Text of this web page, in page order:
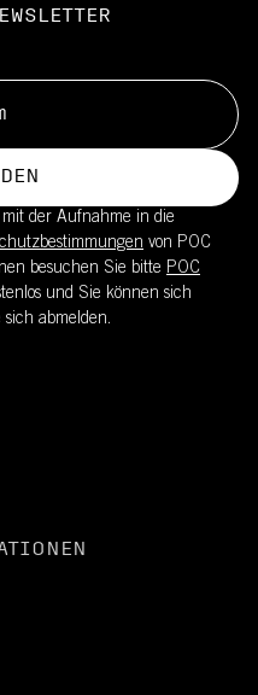
der Aufnahme in die
von POC
besuchen Sie bitte POC
und Sie können sich
sich abmelden.